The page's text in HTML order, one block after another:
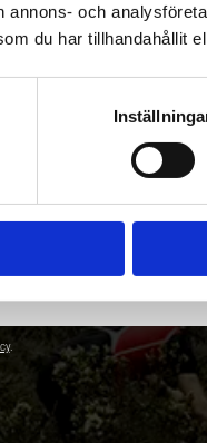
annons- och
du har tillhandahållit
|| Snabba
& erbjudanden
.